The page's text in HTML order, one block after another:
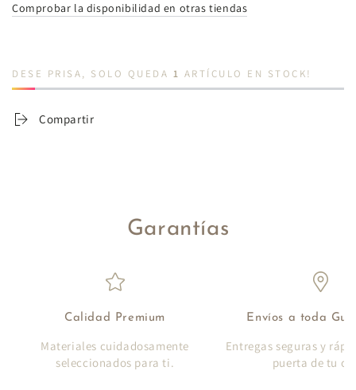
Comprobar la disponibilidad en otras tiendas
DESE PRISA, SOLO QUEDA 1 ARTÍCULO EN STOCK!
Compartir
Garantías
Calidad Premium
Materiales cuidadosamente
seleccionados para ti.
Envíos a toda
Entregas seguras y
puerta de tu